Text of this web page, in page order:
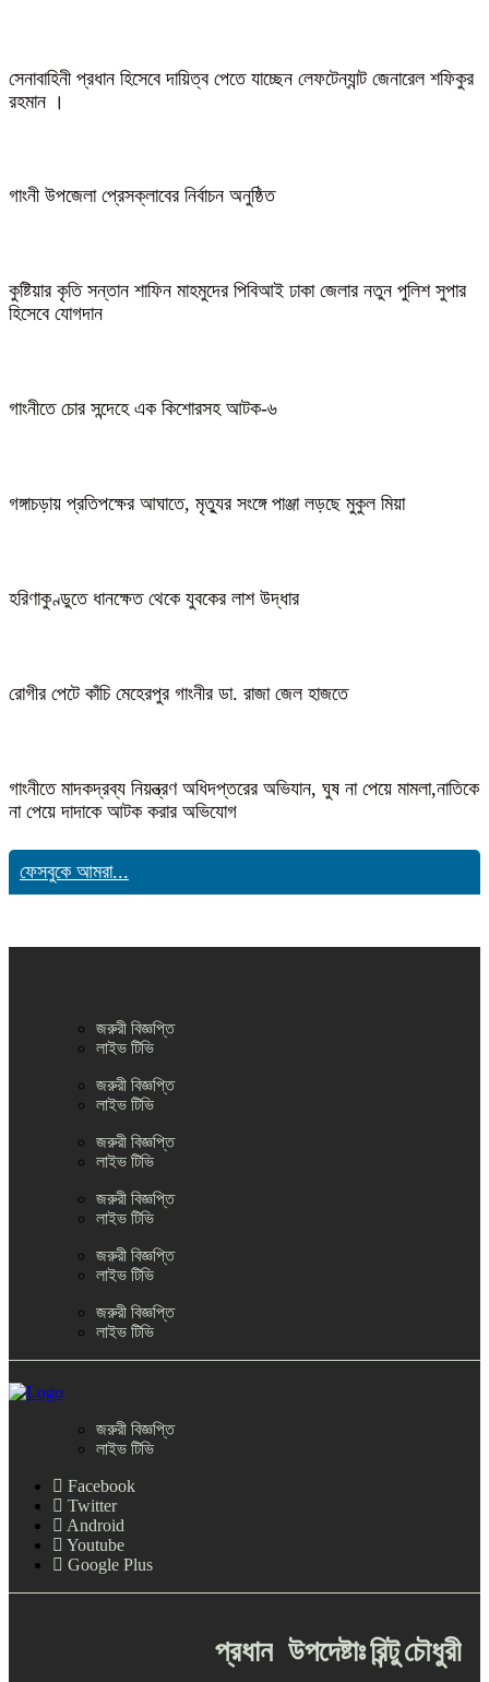
সেনাবাহিনী প্রধান হিসেবে দায়িত্ব পেতে যাচ্ছেন লেফটেন্যান্ট জেনারেল শফিকুর
রহমান ।
গাংনী উপজেলা প্রেসক্লাবের নির্বাচন অনুষ্ঠিত
কুষ্টিয়ার কৃতি সন্তান শাফিন মাহমুদের পিবিআই ঢাকা জেলার নতুন পুলিশ সুপার
হিসেবে যোগদান
গাংনীতে চোর সন্দেহে এক কিশোরসহ আটক-৬
গঙ্গাচড়ায় প্রতিপক্ষের আঘাতে, মৃত্যুর সংঙ্গে পাঞ্জা লড়ছে মুকুল মিয়া
হরিণাকুণ্ডুতে ধানক্ষেত থেকে যুবকের লাশ উদ্ধার
রোগীর পেটে কাঁচি মেহেরপুর গাংনীর ডা. রাজা জেল হাজতে
গাংনীতে মাদকদ্রব্য নিয়ন্ত্রণ অধিদপ্তরের অভিযান, ঘুষ না পেয়ে মামলা,নাতিকে
না পেয়ে দাদাকে আটক করার অভিযোগ
ফেসবুকে আমরা...
জরুরী বিজ্ঞপ্তি
লাইভ টিভি
জরুরী বিজ্ঞপ্তি
লাইভ টিভি
জরুরী বিজ্ঞপ্তি
লাইভ টিভি
জরুরী বিজ্ঞপ্তি
লাইভ টিভি
জরুরী বিজ্ঞপ্তি
লাইভ টিভি
জরুরী বিজ্ঞপ্তি
লাইভ টিভি
জরুরী বিজ্ঞপ্তি
লাইভ টিভি
Facebook
Twitter
Android
Youtube
Google Plus
প্রধান উপদেষ্টাঃরিন্টুচৌধুরী